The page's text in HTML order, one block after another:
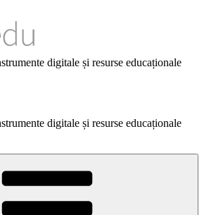
digitale și resurse educaționale
digitale și resurse educaționale